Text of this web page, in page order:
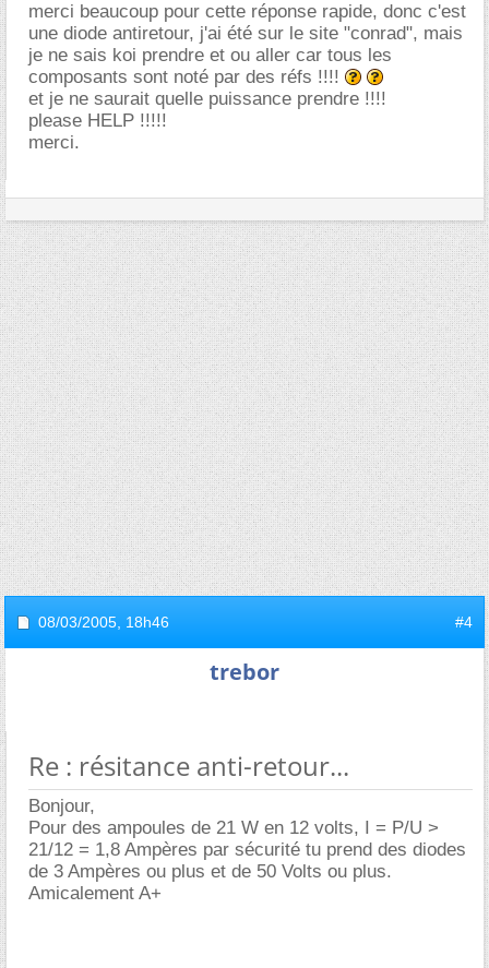
merci beaucoup pour cette réponse rapide, donc c'est
une diode antiretour, j'ai été sur le site "conrad", mais
je ne sais koi prendre et ou aller car tous les
composants sont noté par des réfs !!!!
et je ne saurait quelle puissance prendre !!!!
please HELP !!!!!
merci.
08/03/2005, 18h46 #4
trebor
Re : résitance anti-retour...
Bonjour,
Pour des ampoules de 21 W en 12 volts, I = P/U >
21/12 = 1,8 Ampères par sécurité tu prend des diodes
de 3 Ampères ou plus et de 50 Volts ou plus.
Amicalement A+